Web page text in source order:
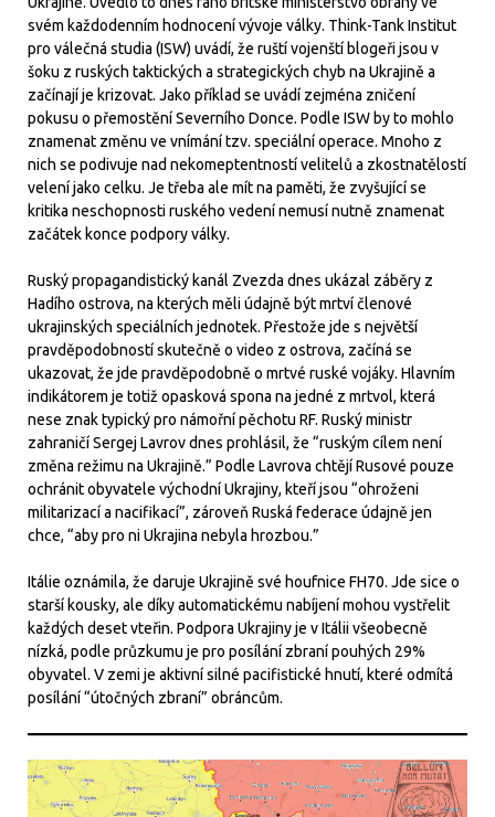
svém každodenním hodnocení vývoje války. Think-Tank Institut
pro válečná studia (ISW) uvádí, že ruští vojenští blogeři jsou v
šoku z ruských taktických a strategických chyb na Ukrajině a
začínají je krizovat. Jako příklad se uvádí zejména zničení
pokusu o přemostění Severního Donce. Podle ISW by to mohlo
znamenat změnu ve vnímání tzv. speciální operace. Mnoho z
nich se podivuje nad nekomeptentností velitelů a zkostnatělostí
velení jako celku. Je třeba ale mít na paměti, že zvyšující se
kritika neschopnosti ruského vedení nemusí nutně znamenat
začátek konce podpory války.
Ruský propagandistický kanál Zvezda dnes ukázal záběry z
Hadího ostrova, na kterých měli údajně být mrtví členové
ukrajinských speciálních jednotek. Přestože jde s největší
pravděpodobností skutečně o video z ostrova, začíná se
ukazovat, že jde pravděpodobně o mrtvé ruské vojáky. Hlavním
indikátorem je totiž opasková spona na jedné z mrtvol, která
nese znak typický pro námořní pěchotu RF. Ruský ministr
zahraničí Sergej Lavrov dnes prohlásil, že “ruským cílem není
změna režimu na Ukrajině.” Podle Lavrova chtějí Rusové pouze
ochránit obyvatele východní Ukrajiny, kteří jsou “ohroženi
militarizací a nacifikací”, zároveň Ruská federace údajně jen
chce, “aby pro ni Ukrajina nebyla hrozbou.”
Itálie oznámila, že daruje Ukrajině své houfnice FH70. Jde sice o
starší kousky, ale díky automatickému nabíjení mohou vystřelit
každých deset vteřin. Podpora Ukrajiny je v Itálii všeobecně
nízká, podle průzkumu je pro posílání zbraní pouhých 29%
obyvatel. V zemi je aktivní silné pacifistické hnutí, které odmítá
posílání “útočných zbraní” obráncům.